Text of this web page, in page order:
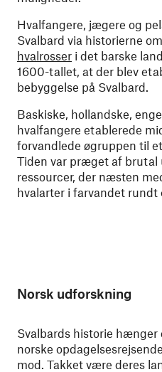
Hvalfangere, jægere og
Svalbard via historierne
hvalrosser i det barske
1600-tallet, at der blev
bebyggelse på Svalbard.
Baskiske, hollandske,
hvalfangere etablerede
forvandlede øgruppen til
Tiden var præget af brutal
ressourcer, der næsten
hvalarter i farvandet rundt
Norsk udforskning
Svalbards historie hænger
norske
mod. Takket være deres